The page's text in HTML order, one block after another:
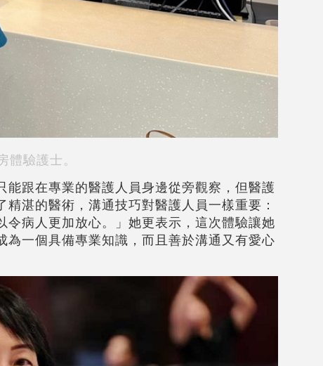
體驗護士。
跟在專業的醫護人員身邊從旁觀察，但醫護
湛的醫術，溝通技巧對醫護人員一樣重要：
令病人更加放心。」她更表示，這次體驗讓她
一個具備專業知識，而且善於溝通又有愛心